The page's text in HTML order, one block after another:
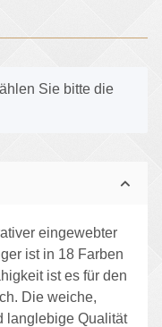
Sie bitte die
eingewebter
ist in 18 Farben
ist es für den
Die weiche,
langlebige Qualität